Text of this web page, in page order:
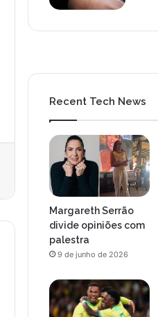
Recent Tech News
Margareth Serrão
divide opiniões com
palestra
9 de junho de 2026